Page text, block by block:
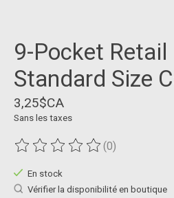
9-Pocket
Standard Size
3,25$CA
Sans les taxes
Ce produit est évalué à
(0)
En stock
Vérifier la disponibilité en boutique